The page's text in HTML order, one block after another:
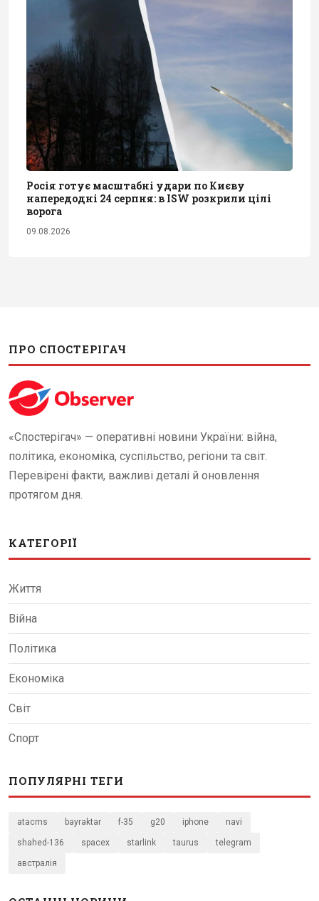
Росія готує масштабні удари по Києву
напередодні 24 серпня: в ISW розкрили цілі
ворога
09.08.2026
ПРО СПОСТЕРІГАЧ
«Спостерігач» — оперативні новини України: війна,
політика, економіка, суспільство, регіони та світ.
Перевірені факти, важливі деталі й оновлення
протягом дня.
КАТЕГОРІЇ
Життя
Війна
Політика
Економіка
Світ
Спорт
ПОПУЛЯРНІ ТЕГИ
atacms bayraktar f-35 g20 iphone navi
shahed-136 spacex starlink taurus telegram
австралія